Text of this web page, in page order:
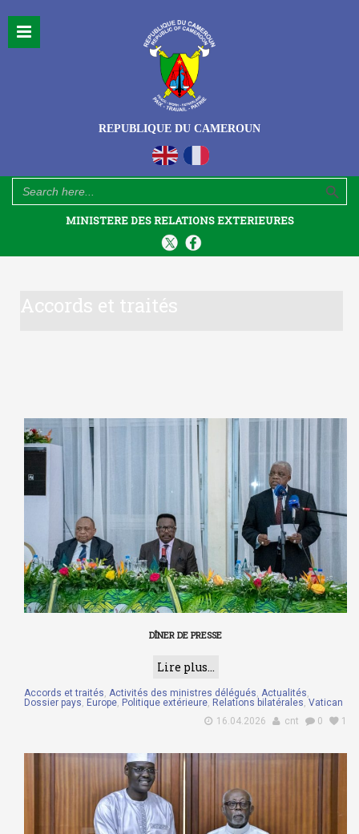
REPUBLIQUE DU CAMEROUN
Search
for:
Search Button
MINISTERE DES RELATIONS EXTERIEURES
Accords et traités
DÎNER DE PRESSE
Lire plus...
Accords et traités, Activités des ministres délégués, Actualités,
Dossier pays, Europe, Politique extérieure, Relations bilatérales, Vatican
16.04.2026
cnt 0 1